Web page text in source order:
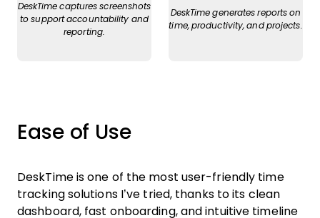
DeskTime captures screenshots
to support accountability and
reporting.
DeskTime generates reports on
time, productivity, and projects.
Ease of Use
DeskTime is one of the most user-friendly time
tracking solutions I’ve tried, thanks to its clean
dashboard, fast onboarding, and intuitive timeline